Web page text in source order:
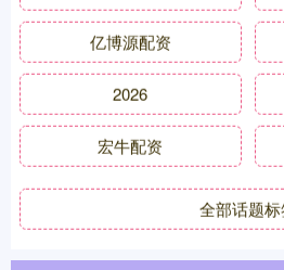
亿博源配资
2026
宏牛配资
全部话题